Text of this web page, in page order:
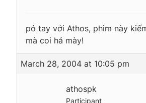
pó tay với Athos, phim này
mà coi hả mày!
March 28, 2004 at 10:05 pm
athospk
Participant